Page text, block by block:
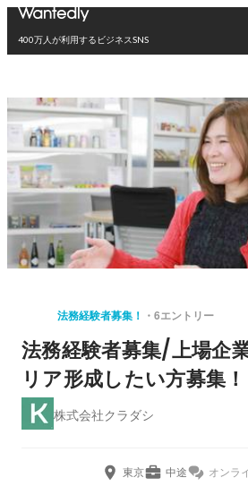
400万人が利用するビジネスSNS
法務経験者募集！ 6エントリー
法務経験者募集/上場企
リア形成したい方募集！
株式会社クラダシ
東京 中途 オンラ